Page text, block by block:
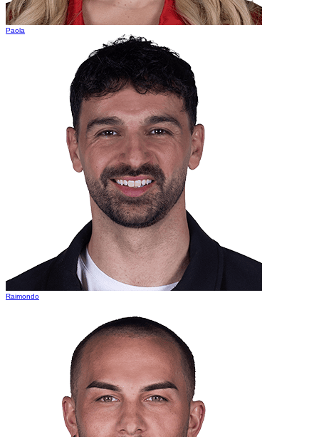
Paola
Raimondo